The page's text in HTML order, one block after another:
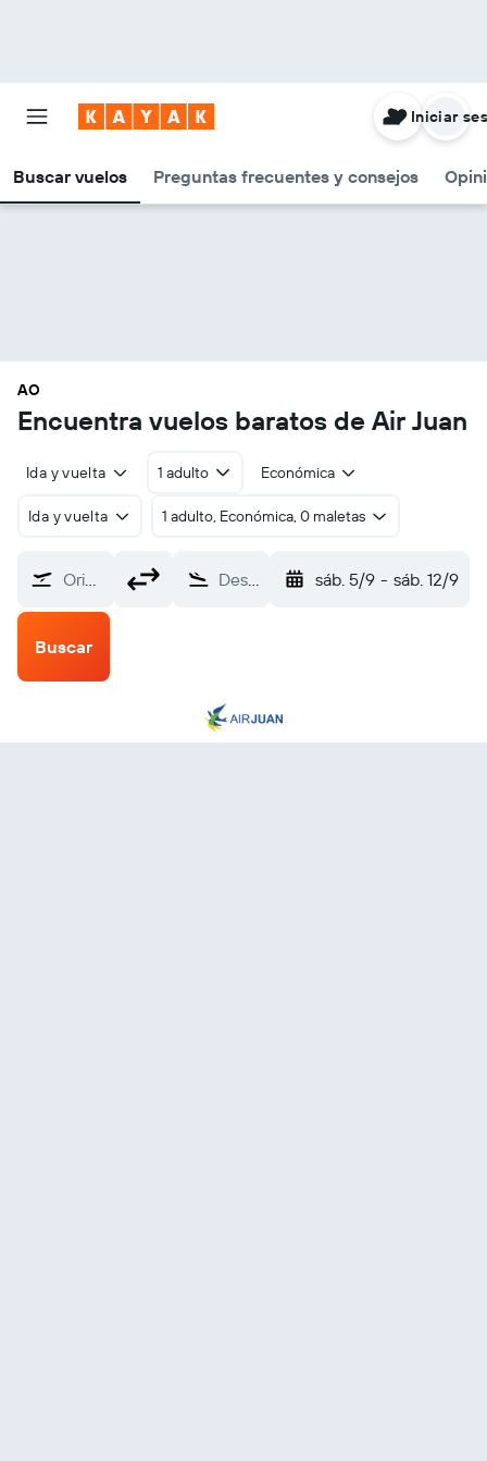
Buscar vuelos Preguntas frecuentes y consejos
Iniciar
AO
Encuentra vuelos baratos de Air Juan
Ida y vuelta 1 adulto Económica
Ida y vuelta 1 adulto, Económica, 0 maletas
Origen Destino sáb. 5/9 - sáb. 12/9
Buscar